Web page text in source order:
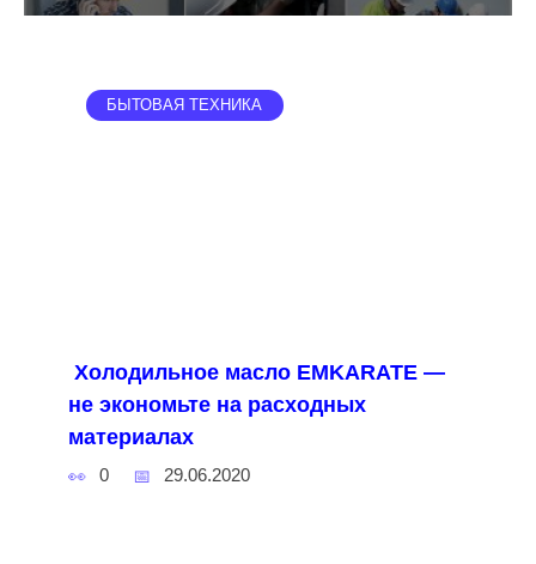
БЫТОВАЯ ТЕХНИКА
Холодильное масло EMKARATE —
не экономьте на расходных
материалах
0 29.06.2020